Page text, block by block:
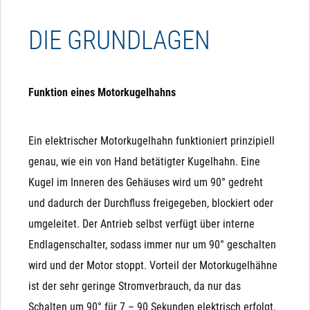
sie keine Magnetventile verwenden und lieber auf
Partikel im Medium: Schmutz, Sand, Äste, ... können
sich zwischen Membrane und Sitz setzen und sorgen
dafür, dass das Ventil nicht mehr ausreichend dicht
schließt. Daher bitte immer einen Filter davor
verbauen, wenn Partikel zu befürchten sind.
Richtungskontrolle
Die Variante Richtungskontrolle benötigt ebenfalls 3
Adern, wobei hier nur "-" oder "N" permanent anliegen
mithilfe einer drehbaren Kugel mit einer Bohrung
pneumatischen Antrieb automatisiert werden.
DIE GRUNDLAGEN
Funktion eines Motorkugelhahns
Ein elektrischer Motorkugelhahn funktioniert prinzipiell
genau, wie ein von Hand betätigter Kugelhahn. Eine
Kugel im Inneren des Gehäuses wird um 90° gedreht
und dadurch der Durchfluss freigegeben, blockiert oder
umgeleitet. Der Antrieb selbst verfügt über interne
Endlagenschalter, sodass immer nur um 90° geschalten
wird und der Motor stoppt. Vorteil der Motorkugelhähne
ist der sehr geringe Stromverbrauch, da nur das
Schalten um 90° für 7 – 90 Sekunden elektrisch erfolgt,